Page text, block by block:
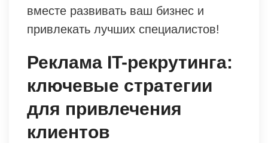
вместе развивать ваш бизнес и
привлекать лучших специалистов!
Реклама IT-рекрутинга:
ключевые стратегии
для привлечения
клиентов